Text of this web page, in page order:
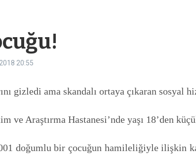
20:55
gizledi ama skandalı ortaya çıkaran sosyal
ve Araştırma Hastanesi’nde yaşı 18’den
doğumlu bir çocuğun hamileliğiyle ilişkin